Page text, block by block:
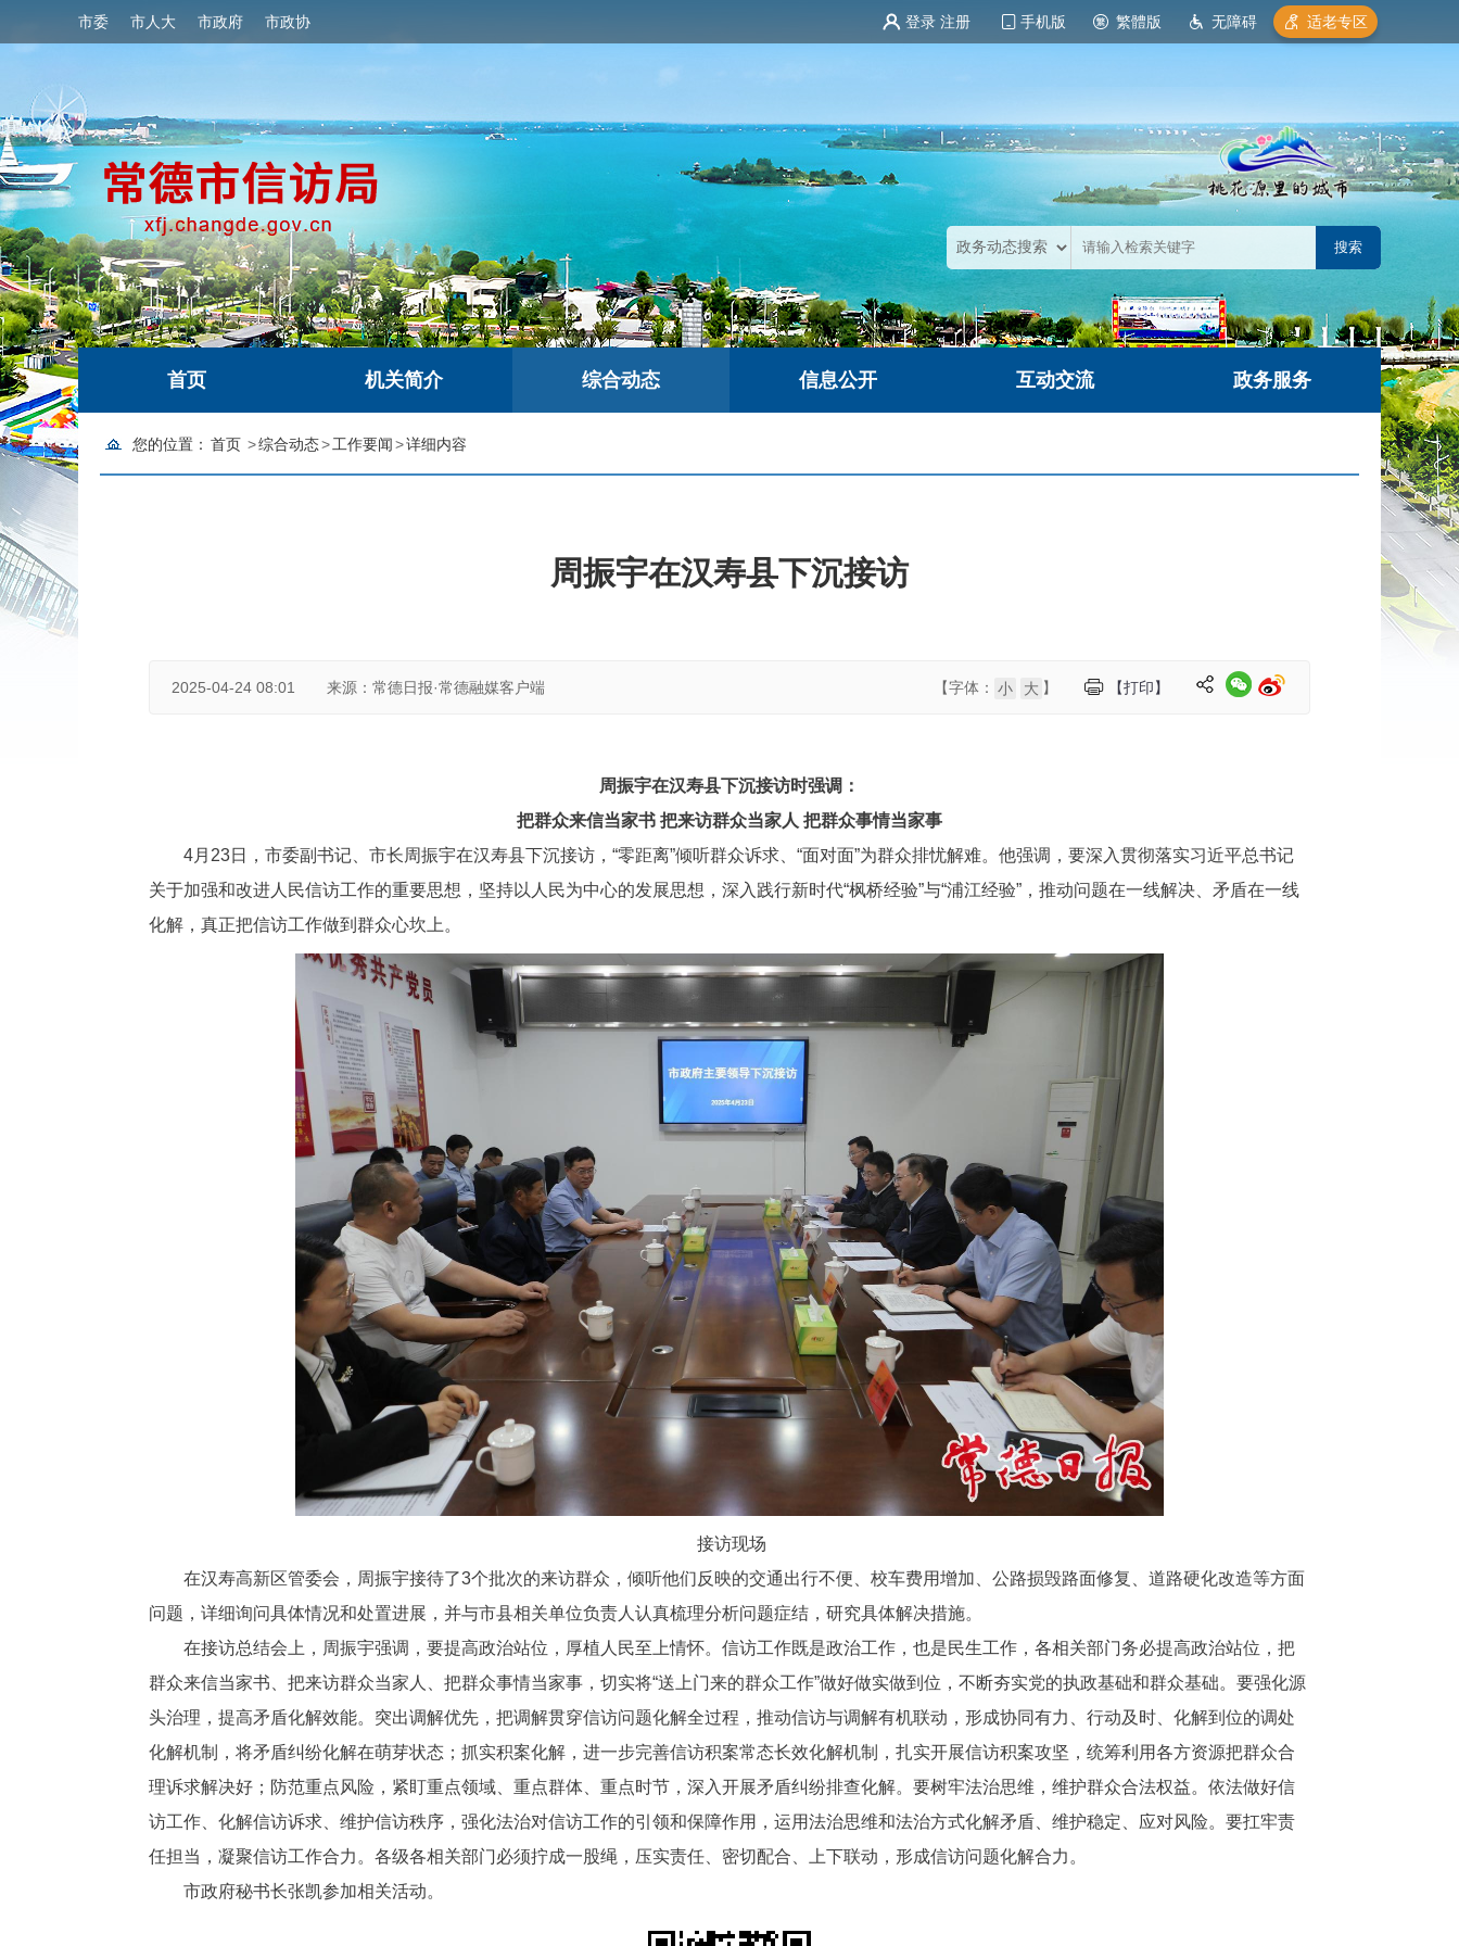
市委 市人大 市政府 市政协 登录 注册 手机版 繁體版 无障碍 适老专区
首页 机关简介 综合动态 信息公开 互动交流 政务服务
您的位置： 首页 >综合动态>工作要闻>详细内容
周振宇在汉寿县下沉接访
2025-04-24 08:01 来源：常德日报·常德融媒客户端 【打印】
【字体： 小 大 】
周振宇在汉寿县下沉接访时强调：
把群众来信当家书 把来访群众当家人 把群众事情当家事
4月23日，市委副书记、市长周振宇在汉寿县下沉接访，“零距离”倾听群众诉求、“面对面”为群众排忧解难。他强调，要深入贯彻落实习近平总书记
关于加强和改进人民信访工作的重要思想，坚持以人民为中心的发展思想，深入践行新时代“枫桥经验”与“浦江经验”，推动问题在一线解决、矛盾在一线
化解，真正把信访工作做到群众心坎上。
接访现场
在汉寿高新区管委会，周振宇接待了3个批次的来访群众，倾听他们反映的交通出行不便、校车费用增加、公路损毁路面修复、道路硬化改造等方面
问题，详细询问具体情况和处置进展，并与市县相关单位负责人认真梳理分析问题症结，研究具体解决措施。
在接访总结会上，周振宇强调，要提高政治站位，厚植人民至上情怀。信访工作既是政治工作，也是民生工作，各相关部门务必提高政治站位，把
群众来信当家书、把来访群众当家人、把群众事情当家事，切实将“送上门来的群众工作”做好做实做到位，不断夯实党的执政基础和群众基础。要强化源
头治理，提高矛盾化解效能。突出调解优先，把调解贯穿信访问题化解全过程，推动信访与调解有机联动，形成协同有力、行动及时、化解到位的调处
化解机制，将矛盾纠纷化解在萌芽状态；抓实积案化解，进一步完善信访积案常态长效化解机制，扎实开展信访积案攻坚，统筹利用各方资源把群众合
理诉求解决好；防范重点风险，紧盯重点领域、重点群体、重点时节，深入开展矛盾纠纷排查化解。要树牢法治思维，维护群众合法权益。依法做好信
访工作、化解信访诉求、维护信访秩序，强化法治对信访工作的引领和保障作用，运用法治思维和法治方式化解矛盾、维护稳定、应对风险。要扛牢责
任担当，凝聚信访工作合力。各级各相关部门必须拧成一股绳，压实责任、密切配合、上下联动，形成信访问题化解合力。
市政府秘书长张凯参加相关活动。